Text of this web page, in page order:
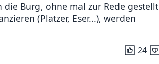
Burg, ohne mal zur Rede gestellt
(Platzer, Eser...), werden
24